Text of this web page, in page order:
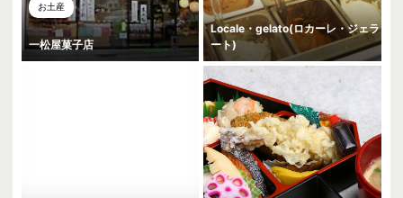
お土産
一松屋菓子店
Locale・gelato(ロカーレ・ジェラ
ート)